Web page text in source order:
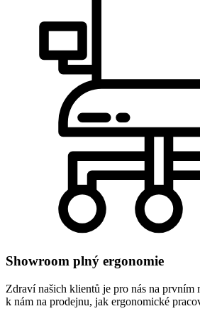
Showroom plný ergonomie
Zdraví našich klientů je pro nás na prvním
k nám na prodejnu, jak ergonomické